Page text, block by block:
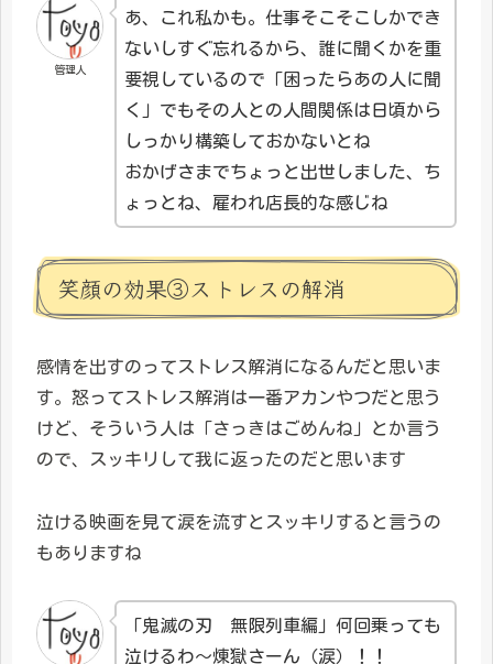
管理人
あ、これ私かも。仕事そこそこしかでき
ないしすぐ忘れるから、誰に聞くかを重
要視しているので「困ったらあの人に聞
く」でもその人との人間関係は日頃から
しっかり構築しておかないとね
おかげさまでちょっと出世しました、ち
ょっとね、雇われ店長的な感じね
笑顔の効果③ストレスの解消
感情を出すのってストレス解消になるんだと思いま
す。怒ってストレス解消は一番アカンやつだと思う
けど、そういう人は「さっきはごめんね」とか言う
ので、スッキリして我に返ったのだと思います
泣ける映画を見て涙を流すとスッキリすると言うの
もありますね
「鬼滅の刃 無限列車編」何回乗っても
泣けるわ～煉獄さーん（涙）！！